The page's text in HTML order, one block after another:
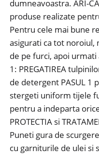
dumneavoastra. ARI-
produse realizate
Pentru cele mai bune
asigurati ca tot noroiul,
de pe furci, apoi
1: PREGATIREA
de detergent PASUL 1
stergeti uniform tijele
pentru a indeparta
PROTECTIA si
Puneti gura de
cu garniturile de ulei si